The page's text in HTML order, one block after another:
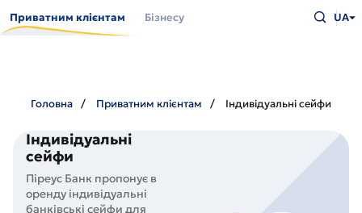
до
основного
Приватним клієнтам Бізнесу
що
UA
Головна Приватним клієнтам Індивідуальні сейфи
Індивідуальні
сейфи
Піреус Банк пропонує в
оренду індивідуальні
банківські сейфи для